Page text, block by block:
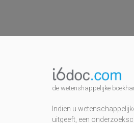
de wetenshappelijke
Indien u
uitgeeft, een